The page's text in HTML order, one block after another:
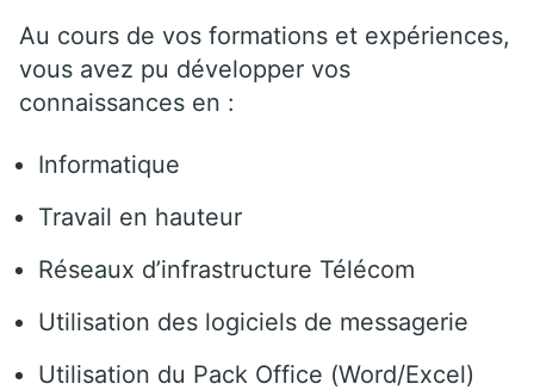
Au cours de vos formations et expériences,
vous avez pu développer vos
connaissances en :
Informatique
Travail en hauteur
Réseaux d’infrastructure Télécom
Utilisation des logiciels de messagerie
Utilisation du Pack Office (Word/Excel)